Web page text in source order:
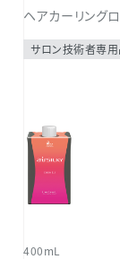
ヘアカーリングロ
サロン技術者専用
400mL